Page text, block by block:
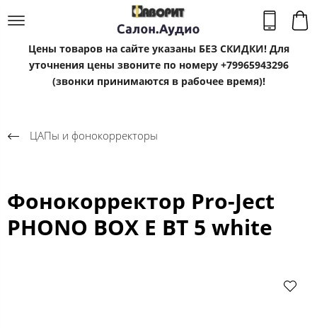
Цены товаров на сайте указаны БЕЗ СКИДКИ! Для
уточнения цены звоните по номеру +79965943296
(звонки принимаются в рабочее время)!
ЦАПы и фонокорректоры
Фонокорректор Pro-Ject
PHONO BOX E BT 5 white